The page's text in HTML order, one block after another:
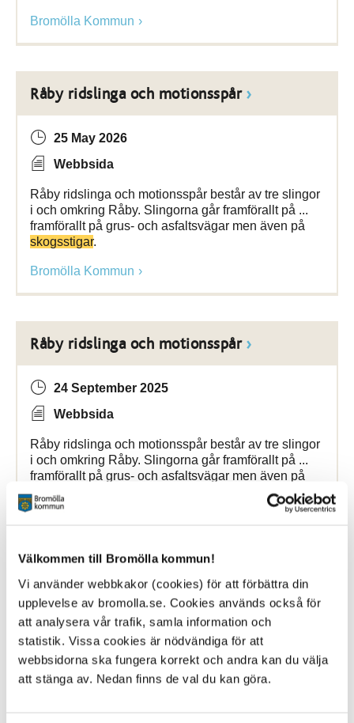
Välkommen till Bromölla kommun!
Vi använder webbkakor (cookies) för att förbättra din
upplevelse av bromolla.se. Cookies används också för
att analysera vår trafik, samla information och
statistik. Vissa cookies är nödvändiga för att
webbsidorna ska fungera korrekt och andra kan du välja
att stänga av. Nedan finns de val du kan göra.
Bromölla Kommun
Råby ridslinga och motionsspår
25 May 2026
Webbsida
Råby ridslinga och motionsspår består av tre slingor
i och omkring Råby. Slingorna går framförallt på ...
framförallt på grus- och asfaltsvägar men även på
skogsstigar.
Bromölla Kommun
Råby ridslinga och motionsspår
24 September 2025
Webbsida
Råby ridslinga och motionsspår består av tre slingor
i och omkring Råby. Slingorna går framförallt på ...
framförallt på grus- och asfaltsvägar men även på
skogsstigar
Kulans hundrastgård
10 March 2026
Webbsida